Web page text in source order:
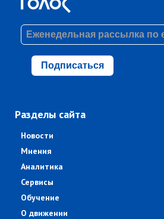
Подписаться
Разделы сайта
Новости
Мнения
Аналитика
Сервисы
Обучение
О движении